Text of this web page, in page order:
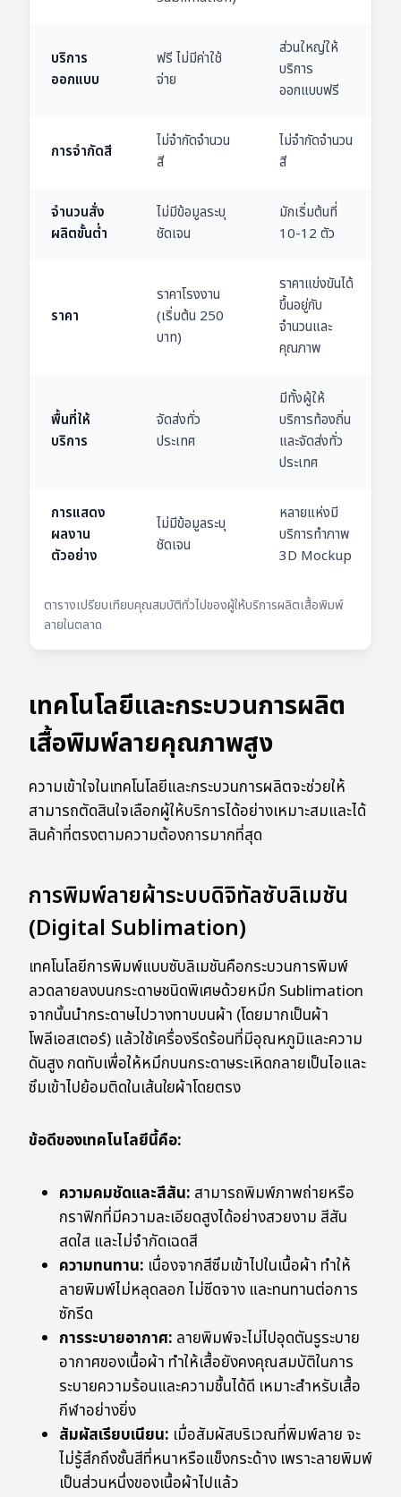
ตารางเปรียบเทียบคุณสมบัติทั่วไปของผู้ให้บริการผลิตเสื้อพิมพ์
ลายในตลาด
บริการ
ออกแบบ
ฟรี ไม่มีค่าใช้
จ่าย
ส่วนใหญ่ให้
บริการ
ออกแบบฟรี
การจำกัดสี
ไม่จำกัดจำนวน
สี
ไม่จำกัดจำนวน
สี
จำนวนสั่ง
ผลิตขั้นต่ำ
ไม่มีข้อมูลระบุ
ชัดเจน
มักเริ่มต้นที่
10-12 ตัว
ราคา
ราคาโรงงาน
(เริ่มต้น 250
บาท)
ราคาแข่งขันได้
ขึ้นอยู่กับ
จำนวนและ
คุณภาพ
พื้นที่ให้
บริการ
จัดส่งทั่ว
ประเทศ
มีทั้งผู้ให้
บริการท้องถิ่น
และจัดส่งทั่ว
ประเทศ
การแสดง
ผลงาน
ตัวอย่าง
ไม่มีข้อมูลระบุ
ชัดเจน
หลายแห่งมี
บริการทำภาพ
3D Mockup
เทคโนโลยีและกระบวนการผลิต
เสื้อพิมพ์ลายคุณภาพสูง
ความเข้าใจในเทคโนโลยีและกระบวนการผลิตจะช่วยให้
สามารถตัดสินใจเลือกผู้ให้บริการได้อย่างเหมาะสมและได้
สินค้าที่ตรงตามความต้องการมากที่สุด
การพิมพ์ลายผ้าระบบดิจิทัลซับลิเมชัน
(Digital Sublimation)
เทคโนโลยีการพิมพ์แบบซับลิเมชันคือกระบวนการพิมพ์
ลวดลายลงบนกระดาษชนิดพิเศษด้วยหมึก Sublimation
จากนั้นนำกระดาษไปวางทาบบนผ้า (โดยมากเป็นผ้า
โพลีเอสเตอร์) แล้วใช้เครื่องรีดร้อนที่มีอุณหภูมิและความ
ดันสูง กดทับเพื่อให้หมึกบนกระดาษระเหิดกลายเป็นไอและ
ซึมเข้าไปย้อมติดในเส้นใยผ้าโดยตรง
ข้อดีของเทคโนโลยีนี้คือ:
ความคมชัดและสีสัน: สามารถพิมพ์ภาพถ่ายหรือ
กราฟิกที่มีความละเอียดสูงได้อย่างสวยงาม สีสัน
สดใส และไม่จำกัดเฉดสี
ความทนทาน: เนื่องจากสีซึมเข้าไปในเนื้อผ้า ทำให้
ลายพิมพ์ไม่หลุดลอก ไม่ซีดจาง และทนทานต่อการ
ซักรีด
การระบายอากาศ: ลายพิมพ์จะไม่ไปอุดตันรูระบาย
อากาศของเนื้อผ้า ทำให้เสื้อยังคงคุณสมบัติในการ
ระบายความร้อนและความชื้นได้ดี เหมาะสำหรับเสื้อ
กีฬาอย่างยิ่ง
สัมผัสเรียบเนียน: เมื่อสัมผัสบริเวณที่พิมพ์ลาย จะ
ไม่รู้สึกถึงชั้นสีที่หนาหรือแข็งกระด้าง เพราะลายพิมพ์
เป็นส่วนหนึ่งของเนื้อผ้าไปแล้ว